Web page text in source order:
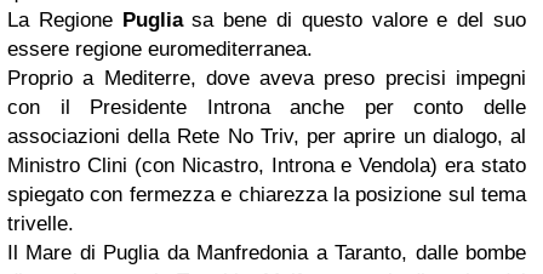
La Regione Pugliasa bene di questo valore e del suo
essere regione euromediterranea.
Proprio a Mediterre, dove aveva preso precisi impegni
con il Presidente Introna anche per conto delle
associazioni della Rete No Triv, per aprire un dialogo, al
Ministro Clini (con Nicastro, Introna e Vendola) era stato
spiegato con fermezza e chiarezza la posizione sul tema
trivelle.
Il Mare di Puglia da Manfredonia a Taranto, dalle bombe